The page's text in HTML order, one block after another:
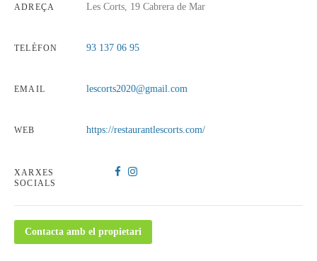
ADREÇA Les Corts, 19 Cabrera de Mar
TELÈFON 93 137 06 95
EMAIL lescorts2020@gmail.com
WEB https://restaurantlescorts.com/
XARXES
SOCIALS
Contacta amb el propietari